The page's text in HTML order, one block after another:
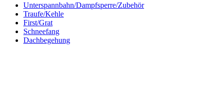
Unterspannbahn/Dampfsperre/Zubehör
Traufe/Kehle
First/Grat
Schneefang
Dachbegehung